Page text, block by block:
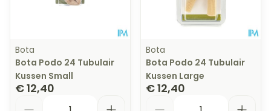
Bota
Bota Podo 24 Tubulair
Kussen Small
€ 12,40
Bota
Bota Podo 24 Tubulair
Kussen Large
€ 12,40